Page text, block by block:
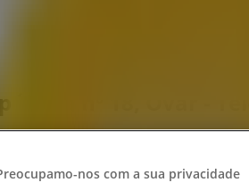
nº 18, Ovar -
nos com a sua privacidade